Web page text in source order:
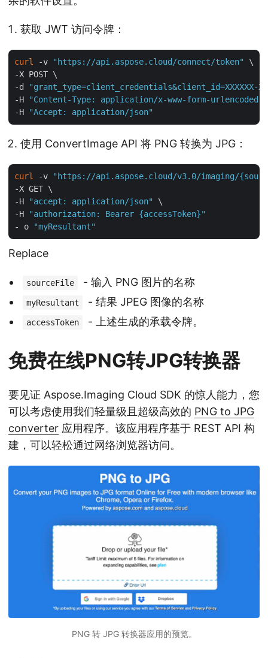
获取 JWT 访问令牌：
curl -v "https://api.aspose.cloud/connect/token"
\
-X POST \
-d
"grant_type=client_credentials&client_id=XXXXXX-
-H
"Content-Type: application/x-www-form-urlencoded"
-H
"Accept: application/json"
使用 ConvertImage API 将 PNG 转换为 JPG：
curl -v
"https://api.aspose.cloud/v3.0/imaging/
-X GET \
-H
"accept: application/json"
\
-H
"authorization: Bearer {accessToken}"
- o
"myResultant"
Replace
sourceFile - 输入 PNG 图片的名称
myResultant - 结果 JPEG 图像的名称
accessToken - 上述生成的承载令牌。
免费在线PNG转JPG转换器
要见证 Aspose.Imaging Cloud SDK 的惊人能力，您
可以考虑使用我们轻量级且超级高效的 PNG to JPG
converter 应用程序。该应用程序基于 REST API 构
建，可以轻松通过网络浏览器访问。
PNG 转 JPG 转换器应用的预览。